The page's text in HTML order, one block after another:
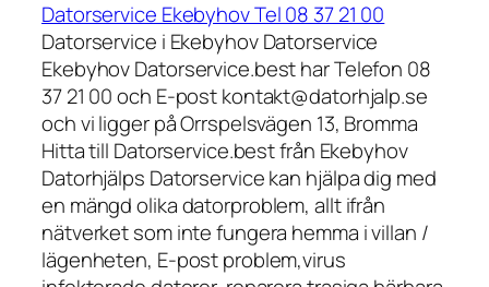
Datorservice Ekebyhov Tel 08 37 21 00
Datorservice i Ekebyhov Datorservice
Ekebyhov Datorservice.best har Telefon 08
37 21 00 och E-post kontakt@datorhjalp.se
och vi ligger på Orrspelsvägen 13, Bromma
Hitta till Datorservice.best från Ekebyhov
Datorhjälps Datorservice kan hjälpa dig med
en mängd olika datorproblem, allt ifrån
nätverket som inte fungera hemma i villan /
lägenheten, E-post problem,virus